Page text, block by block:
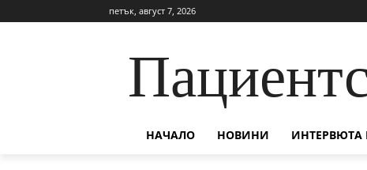
петък, август 7, 2026
НАЧАЛО НОВИНИ